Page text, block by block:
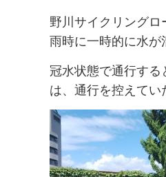
野川サイクリング
雨時に一時的に水が
冠水状態で通行す
は、通行を控えてい